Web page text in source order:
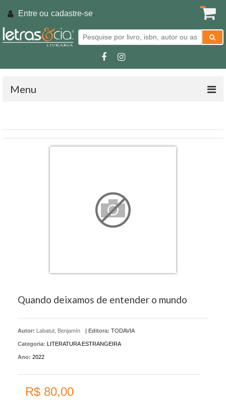
Entre ou cadastre-se.
Menu
Quando deixamos de entender o mundo
Autor: Labatut, Benjamín | Editora: TODAVIA
Categoria: LITERATURA ESTRANGEIRA
Ano: 2022
R$ 80,00